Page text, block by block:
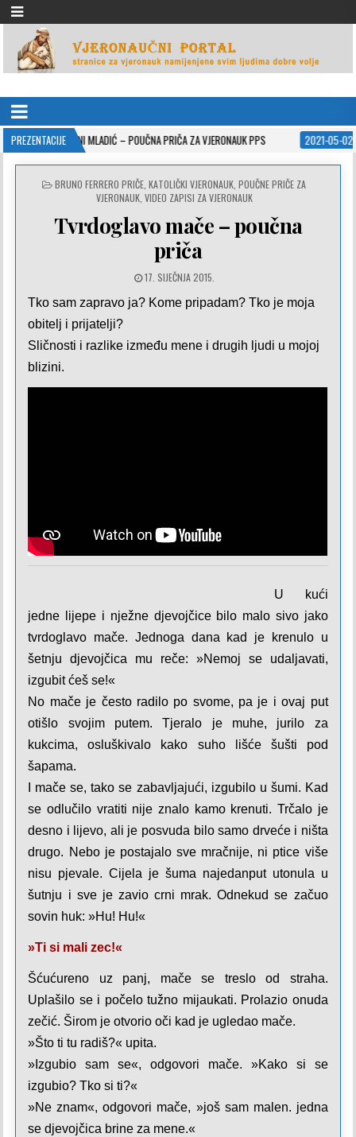
VJERONAUČNI PORTAL
PREZENTACIJE
MLADIĆ – POUČNA PRIČA ZA VJERONAUK PPS 2021-05-02 ISUSOVE
POSTED
BRUNO FERRERO PRIČE KATOLIČKI VJERONAUK POUČNE PRIČE ZA
VJERONAUK, VIDEO ZAPISI ZA VJERONAUK
Tvrdoglavo mače – poučna
priča
17. SIJEČNJA 2015.
Tko sam zapravo ja? Kome pripadam? Tko je moja
obitelj i prijatelji?
Sličnosti i razlike između mene i drugih ljudi u mojoj
blizini.
U kući
jedne lijepe i nježne djevojčice bilo malo sivo jako
tvrdoglavo mače. Jednoga dana kad je krenulo u
šetnju djevojčica mu reče: »Nemoj se udaljavati,
izgubit ćeš se!«
No mače je često radilo po svome, pa je i ovaj put
otišlo svojim putem. Tjeralo je muhe, jurilo za
kukcima, osluškivalo kako suho lišće šušti pod
šapama.
I mače se, tako se zabavljajući, izgubilo u šumi. Kad
se odlučilo vratiti nije znalo kamo krenuti. Trčalo je
desno i lijevo, ali je posvuda bilo samo drveće i ništa
drugo. Nebo je postajalo sve mračnije, ni ptice više
nisu pjevale. Cijela je šuma najedanput utonula u
šutnju i sve je zavio crni mrak. Odnekud se začuo
sovin huk: »Hu! Hu!«
»Ti si mali zec!«
Šćućureno uz panj, mače se treslo od straha.
Uplašilo se i počelo tužno mijaukati. Prolazio onuda
zečić. Širom je otvorio oči kad je ugledao mače.
»Što ti tu radiš?« upita.
»Izgubio sam se«, odgovori mače. »Kako si se
izgubio? Tko si ti?«
»Ne znam«, odgovori mače, »još sam malen. jedna
se djevojčica brine za mene.«